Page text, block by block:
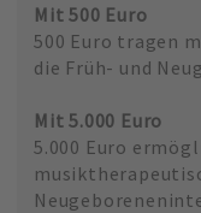
Mit 500 Euro
500 Euro tragen
die Früh- und
Mit 5.000 Euro
5.000 Euro